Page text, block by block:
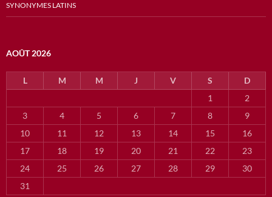
SYNONYMES LATINS
AOÛT 2026
L M M J V S
D
1
2
3
4 5 6 7 8
9
10
11 12 13 14 15
16
17
18 19 20 21 22
23
24
25 26 27 28 29
30
31